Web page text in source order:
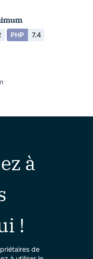
PHP 7.4
à
!
de